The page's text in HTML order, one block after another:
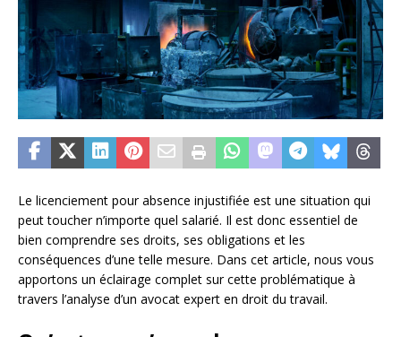
Le licenciement pour absence injustifiée est une situation qui
peut toucher n’importe quel salarié. Il est donc essentiel de
bien comprendre ses droits, ses obligations et les
conséquences d’une telle mesure. Dans cet article, nous vous
apportons un éclairage complet sur cette problématique à
travers l’analyse d’un avocat expert en droit du travail.